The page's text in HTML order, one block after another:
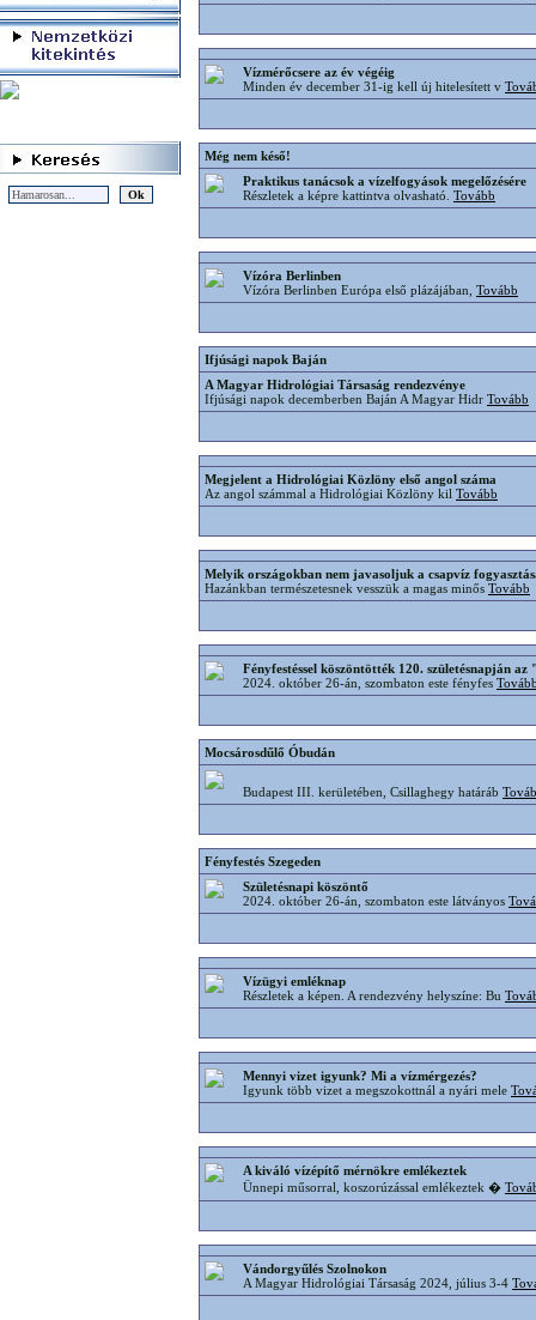
Vízmérőcsere az év végéig
Minden év december 31-ig kell új hitelesített v
Még nem késő!
Praktikus tanácsok a vízelfogyások megelőzésére
Részletek a képre kattintva olvasható. Tovább
Vízóra Berlinben
Vízóra Berlinben Európa első plázájában, Tovább
Ifjúsági napok Baján
A Magyar Hidrológiai Társaság rendezvénye
Ifjúsági napok decemberben Baján A Magyar Hidr Tovább
Megjelent a Hidrológiai Közlöny első angol száma
Az angol számmal a Hidrológiai Közlöny kil Tovább
Melyik országokban nem javasoljuk a csapvíz
Hazánkban természetesnek vesszük a magas minős Tovább
Fényfestéssel köszöntötték 120. születésnapján
2024. október 26-án, szombaton este fényfes
Mocsárosdűlő Óbudán
Budapest III. kerületében, Csillaghegy határáb
Fényfestés Szegeden
Születésnapi köszöntő
2024. október 26-án, szombaton este látványos
Vízügyi emléknap
Részletek a képen. A rendezvény helyszíne: Bu
Mennyi vizet igyunk? Mi a vízmérgezés?
Igyunk több vizet a megszokottnál a nyári mele
A kiváló vízépítő mérnökre emlékeztek
Ünnepi műsorral, koszorúzással emlékeztek �
Vándorgyűlés Szolnokon
A Magyar Hidrológiai Társaság 2024, július 3-4